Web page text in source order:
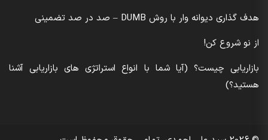
هدف گذاری دیوانه وار با روش DUMB – صد در صد تضمینی
از نو شروع کن!
بازاریابی چیست؟ (آیا شما با انواع استراتژی های بازاریابی آشنا
هستید؟)